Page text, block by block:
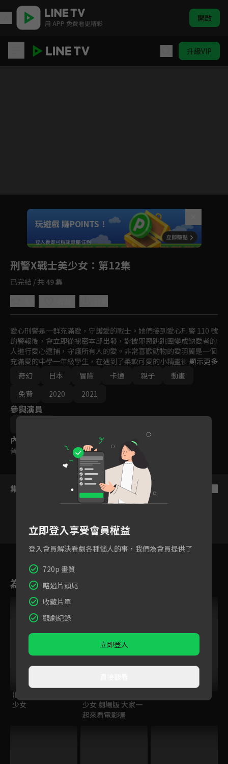
用 APP 免費看更精彩 開啟
升級VIP
Unmute
如有不便請見諒
玩遊戲 賺POINTS！
登入後即可解鎖專屬任務
刑警X戰士美少女 ：第12集
已完結 / 共 49 集
愛心刑警是一群充滿愛，守護愛的戰士。她們接到愛心刑警 110 號
的警報後，會立即從祕密本部出發，對被邪惡跳跳團變成缺愛者的
人進行愛心逮捕，守護所有人的愛。非常喜歡動物的愛羽翼是一個
充滿愛的中學一年級學生，在遇到了柔軟可愛的小精靈後，被任命
為愛心刑警！為了説明被邪惡組織瓦爾皮喬科團奪走愛的媽媽，翼
變身為愛心巡護！她能取回媽媽的愛嗎？
顯示更多
奇幻
日本 冒險 卡通 親子
動畫
免費
2020 2021
參與演員
內容標籤
普遍級
集數列表
11 12 13 14 15
為您推薦
(國語)秘密X戰士美
少女
少女 劇場版 大家一
起來看電影喔
立即登入享受會員權益
登入會員解決看劇各種惱人的事，我們為會員提供了
720p 畫質
略過片頭尾
收藏片單
觀劇紀錄
立即登入